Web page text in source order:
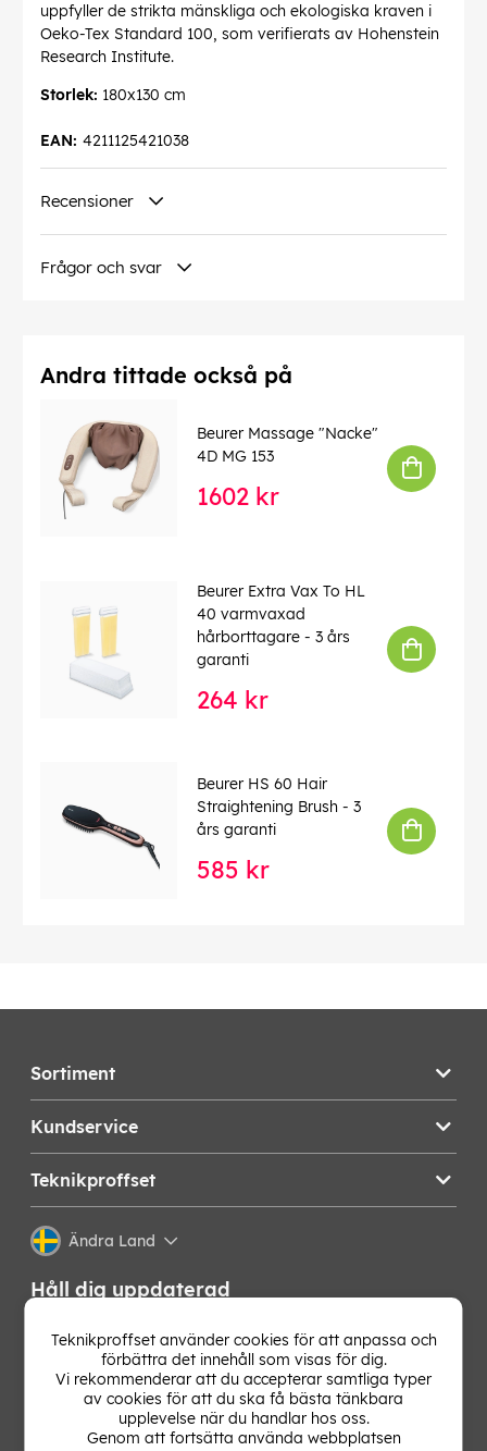
uppfyller de strikta mänskliga och ekologiska kraven i
Oeko-Tex Standard 100, som verifierats av Hohenstein
Research Institute.
Storlek: 180x130 cm
4211125421038
EAN:
Recensioner
Frågor och svar
Andra tittade också på
Beurer Massage "Nacke"
4D MG 153
1602 kr
Beurer Extra Vax To HL
40 varmvaxad
hårborttagare - 3 års
garanti
264 kr
Beurer HS 60 Hair
Straightening Brush - 3
års garanti
585 kr
Sortiment
Kundservice
Teknikproffset
Ändra Land
Håll dig uppdaterad
Få de senaste nyheterna, hetaste erbjudandena och
bästa tipsen från oss direkt i din mejlkorg. Signa upp på
vårt nyhetsbrev!
Teknikproffset använder cookies för att anpassa och
förbättra det innehåll som visas för dig.
Vi rekommenderar att du accepterar samtliga typer
av cookies för att du ska få bästa tänkbara
upplevelse när du handlar hos oss.
Genom att fortsätta använda webbplatsen